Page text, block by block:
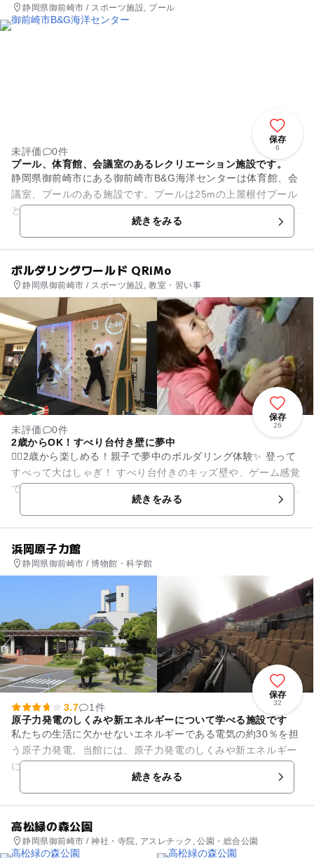
静岡県御前崎市 / スポーツ施設, プール
保存
6
未評価
0件
プール、体育館、会議室のあるレクリエーション施設です。
静岡県御前崎市にある御前崎市B&G海洋センターは体育館、会
議室、プールのある施設です。プールは25mの上屋根付プール
と子供用の水深0.5ｍ～0.６ｍのプールがあります。体育館はバ
続きをみる
ボルダリングワールド QRiMo
静岡県御前崎市 / スポーツ施設, 教室・習い事
保存
26
未評価
0件
2歳からOK！すべり台付き壁に夢中
🧗‍♂️2歳から楽しめる！親子で夢中のボルダリング体験✨ 登って
すべって大はしゃぎ！ すべり台付きのキッズ壁や、ゲーム感覚
で楽しめるARボルダリング、バランス感覚が試されるスラック
続きをみる
浜岡原子力館
静岡県御前崎市 / 博物館・科学館
保存
32
3.7
1件
原子力発電のしくみや新エネルギーについて学べる施設です
私たちの生活に欠かせないエネルギーである電気の約30％を担
う原子力発電。当館には、原子力発電のしくみや新エネルギー
について学べる展示コーナー、ジャンボスクリーンでのオムニ
マックスシアターなどがあ...続きをみる
高松緑の森公園
静岡県御前崎市 / 神社・寺院, アスレチック, 公園・総合公園